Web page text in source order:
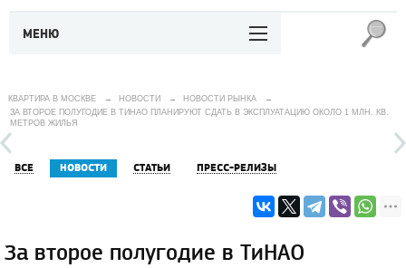
МЕНЮ
КВАРТИРА В МОСКВЕ → НОВОСТИ → НОВОСТИ РЫНКА
→
ЗА ВТОРОЕ ПОЛУГОДИЕ В ТИНАО ПЛАНИРУЮТ СДАТЬ В ЭКСПЛУАТАЦИЮ ОКОЛО 1 МЛН. КВ.
МЕТРОВ ЖИЛЬЯ
ВСЕ НОВОСТИ СТАТЬИ ПРЕСС-РЕЛИЗЫ
За второе полугодие в ТиНАО